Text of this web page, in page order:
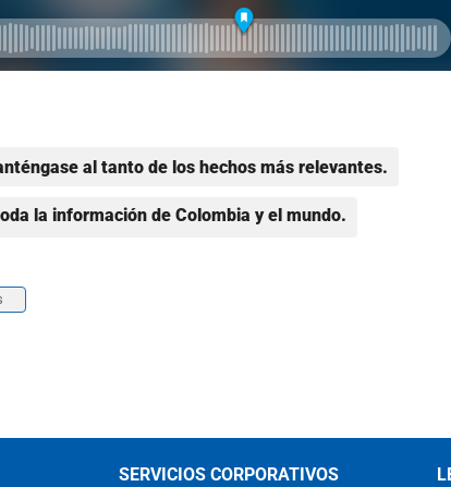
al tanto de los hechos más relevantes.
la información de Colombia y el mundo.
SERVICIOS CORPORATIVOS